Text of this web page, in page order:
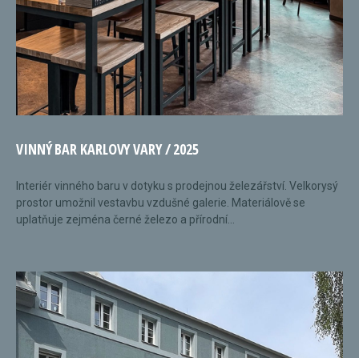
VINNÝ BAR KARLOVY VARY / 2025
Interiér vinného baru v dotyku s prodejnou železářství. Velkorysý
prostor umožnil vestavbu vzdušné galerie. Materiálově se
uplatňuje zejména černé železo a přírodní...